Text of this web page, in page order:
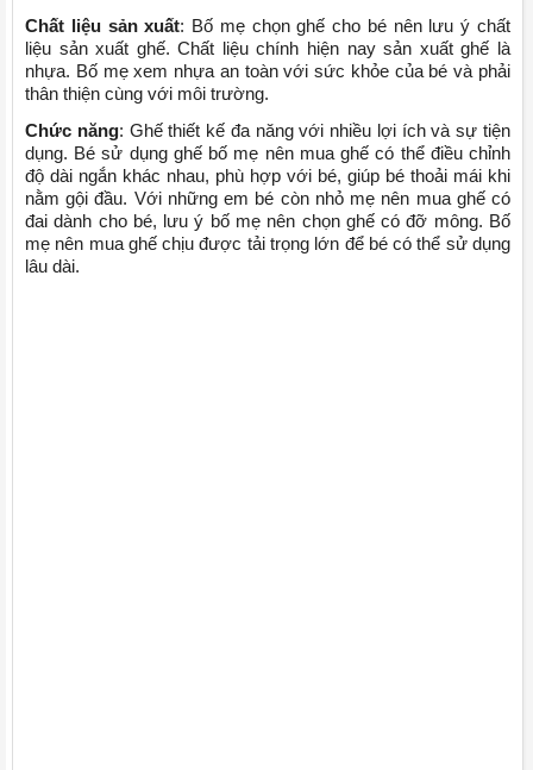
Chất liệu sản xuất: Bố mẹ chọn ghế cho bé nên lưu ý chất
liệu sản xuất ghế. Chất liệu chính hiện nay sản xuất ghế là
nhựa. Bố mẹ xem nhựa an toàn với sức khỏe của bé và phải
thân thiện cùng với môi trường.
Chức năng: Ghế thiết kế đa năng với nhiều lợi ích và sự tiện
dụng. Bé sử dụng ghế bố mẹ nên mua ghế có thể điều chỉnh
độ dài ngắn khác nhau, phù hợp với bé, giúp bé thoải mái khi
nằm gội đầu. Với những em bé còn nhỏ mẹ nên mua ghế có
đai dành cho bé, lưu ý bố mẹ nên chọn ghế có đỡ mông. Bố
mẹ nên mua ghế chịu được tải trọng lớn để bé có thể sử dụng
lâu dài.